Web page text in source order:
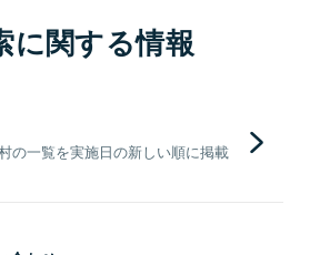
に関する情報
の一覧を実施日の新しい順に掲載